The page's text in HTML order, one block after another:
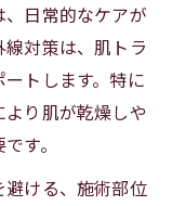
日常的なケアが
対策は、肌トラ
トします。特に
り肌が乾燥しや
す。
避ける、施術部位